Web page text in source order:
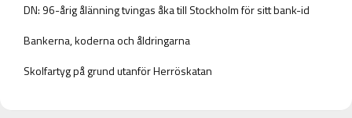
DN: 96-årig ålänning tvingas åka till Stockholm för sitt bank-id
Bankerna, koderna och åldringarna
Skolfartyg på grund utanför Herröskatan